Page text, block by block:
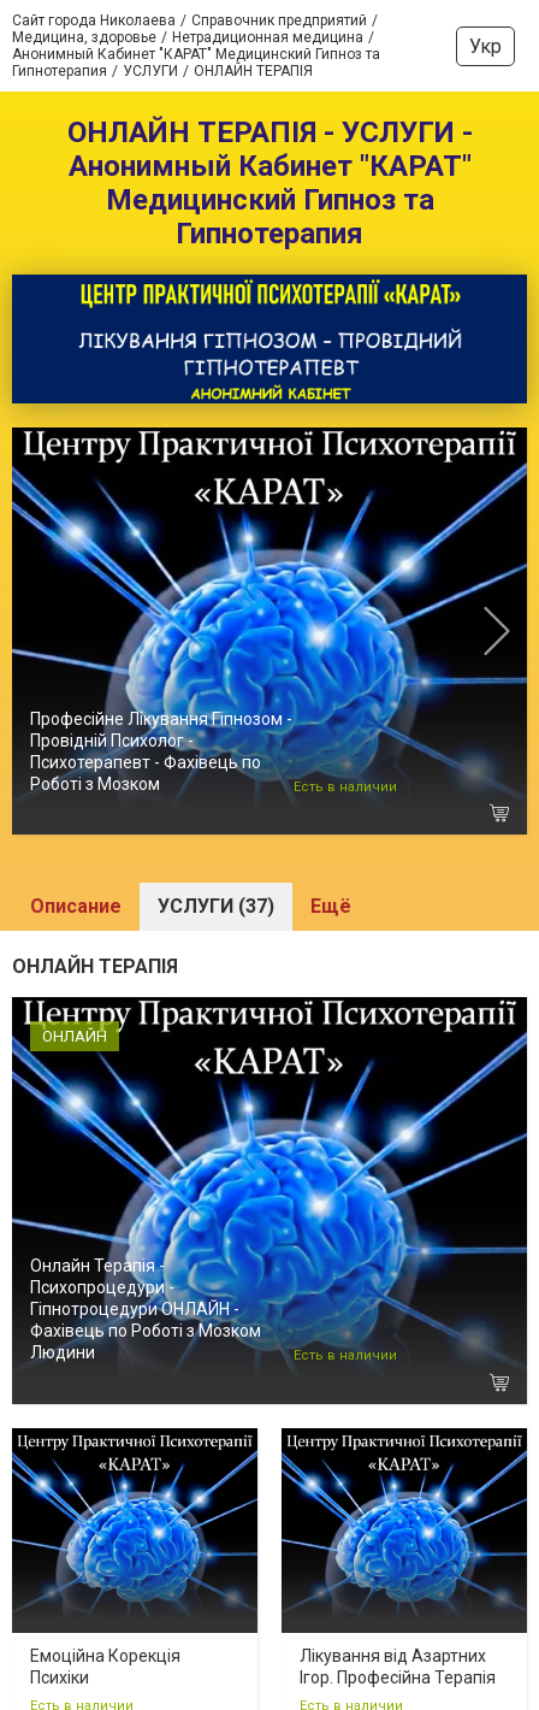
Сайт города Николаева
Справочник предприятий
Медицина, здоровье
Нетрадиционная медицина
Анонимный Кабинет "КАРАТ" Медицинский Гипноз та
Гипнотерапия
УСЛУГИ ОНЛАЙН ТЕРАПІЯ
Укр
ОНЛАЙН ТЕРАПІЯ - УСЛУГИ -
Анонимный Кабинет "КАРАТ"
Медицинский Гипноз та
Гипнотерапия
Професійне Лікування Гіпнозом -
Провідній Психолог -
Психотерапевт - Фахівець по
Роботі з Мозком
Есть в наличии
Описание УСЛУГИ (37) Ещё
ОНЛАЙН ТЕРАПІЯ
ОНЛАЙН
Онлайн Терапія -
Психопроцедури -
Гіпнотроцедури ОНЛАЙН -
Фахівець по Роботі з Мозком
Людини
Есть в наличии
Емоційна Корекція
Психіки
Есть в наличии
Лікування від Азартних
Ігор. Професійна Терапія
Есть в наличии